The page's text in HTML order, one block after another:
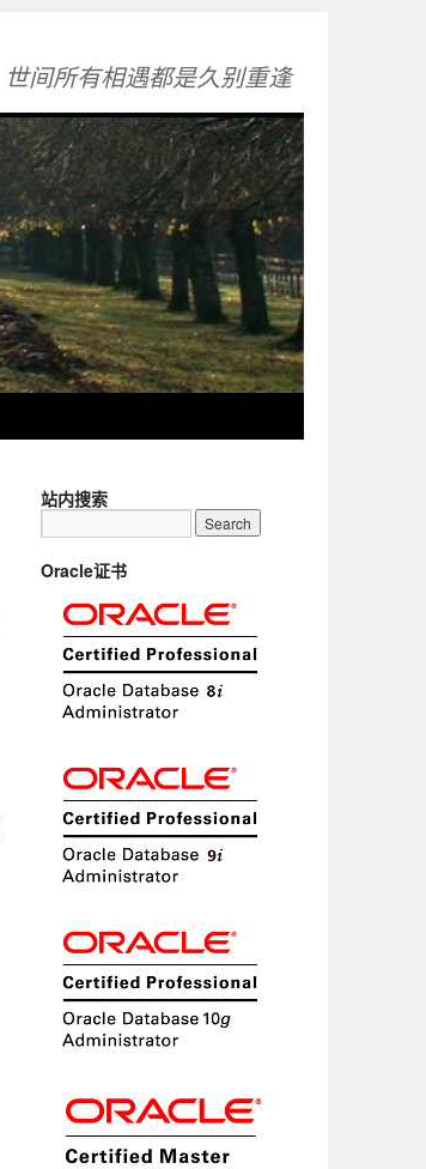
世间所有相遇都是久别重逢
站内搜索
Oracle证书